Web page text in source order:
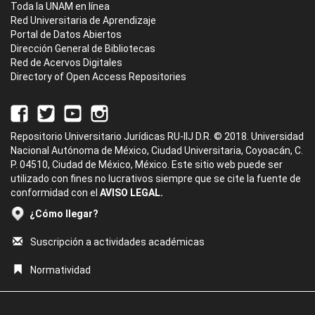
Toda la UNAM en línea
Red Universitaria de Aprendizaje
Portal de Datos Abiertos
Dirección General de Bibliotecas
Red de Acervos Digitales
Directory of Open Access Repositories
Repositorio Universitario Jurídicas RU-IIJ D.R. © 2018. Universidad
Nacional Autónoma de México, Ciudad Universitaria, Coyoacán, C.
P. 04510, Ciudad de México, México. Este sitio web puede ser
utilizado con fines no lucrativos siempre que se cite la fuente de
conformidad con el AVISO LEGAL.
¿Cómo llegar?
Suscripción a actividades académicas
Normatividad